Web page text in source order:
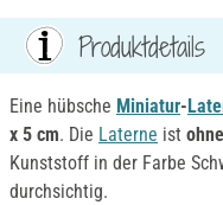
Produktdetails
Eine hübsche Miniatur-
x 5 cm. Die Laterne ist
Kunststoff in der Farbe
durchsichtig.